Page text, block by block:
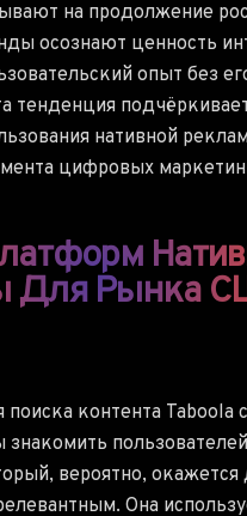
на продолжение
осознают ценность
опыт без
тенденция
нативной
цифровых
Для Рынка
контента Taboola
знакомить
вероятно, окажется
Она